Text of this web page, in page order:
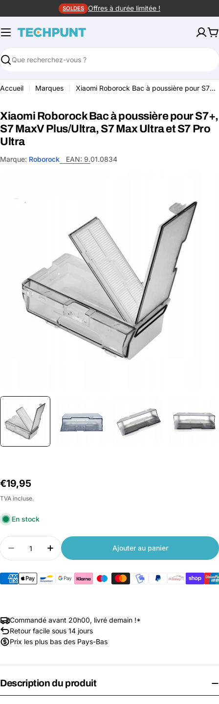
au
contenu
SOLDES Offres à durée limitée !
Rechercher
Accueil Marques Xiaomi Roborock Bac à poussière pour S7+, S7 MaxV Plus/Ultra, S7 Max Ultra et S7 Pro Ultra
le média 0 dans une fenêtre
Xiaomi Roborock Bac à poussière pour S7+,
S7 MaxV Plus/Ultra, S7 Max Ultra et S7 Pro
Ultra
Marque: Roborock EAN: 9.01.0834
Prix
habituel
€19,95
TVA incluse.
En stock
Quantité
Diminuer la quantité pour Xiaomi Roborock Bac
Augmenter la quantité pour Xiaomi
Ajouter au panier
Commandé avant 20h00, livré demain !*
Retour facile sous 14 jours
Prix les plus bas des Pays-Bas
Description du produit